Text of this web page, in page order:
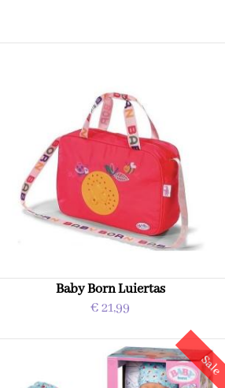
Baby Born Luiertas
€ 21,99
Sale